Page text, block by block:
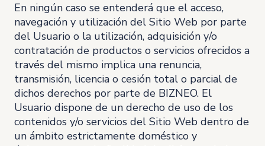
En ningún caso se entenderá que el acceso,
navegación y utilización del Sitio Web por parte
del Usuario o la utilización, adquisición y/o
contratación de productos o servicios ofrecidos a
través del mismo implica una renuncia,
transmisión, licencia o cesión total o parcial de
dichos derechos por parte de BIZNEO. El
Usuario dispone de un derecho de uso de los
contenidos y/o servicios del Sitio Web dentro de
un ámbito estrictamente doméstico y